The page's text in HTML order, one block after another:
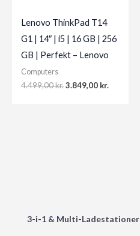
3-i-1 & Multi-Ladestationer
Lenovo ThinkPad T14
G1 | 14″ | i5 | 16 GB | 256
GB | Perfekt – Lenovo
Computers
4.499,00kr.Original
3.849,00 kr.